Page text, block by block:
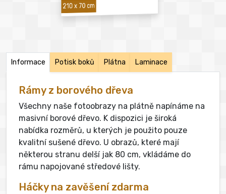
210 x 70 cm
Informace Potisk boků Plátna Laminace
Rámy z borového dřeva
Všechny naše fotoobrazy na plátně napínáme na
masivní borové dřevo. K dispozici je široká
nabídka rozměrů, u kterých je použito pouze
kvalitní sušené dřevo. U obrazů, které mají
některou stranu delší jak 80 cm, vkládáme do
rámu napojované středové lišty.
Háčky na zavěšení zdarma